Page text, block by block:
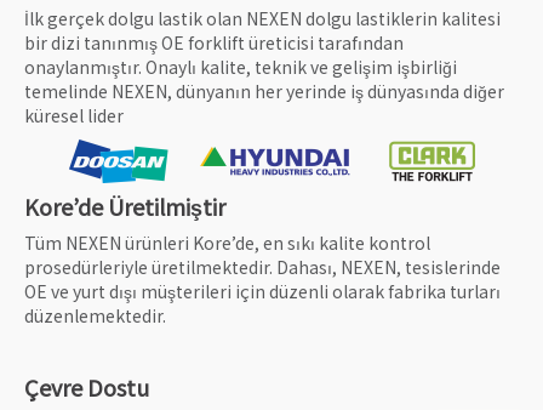
İlk gerçek dolgu lastik olan NEXEN dolgu lastiklerin kalitesi
bir dizi tanınmış OE forklift üreticisi tarafından
onaylanmıştır. Onaylı kalite, teknik ve gelişim işbirliği
temelinde NEXEN, dünyanın her yerinde iş dünyasında diğer
küresel lider
Kore’de Üretilmiştir
Tüm NEXEN ürünleri Kore’de, en sıkı kalite kontrol
prosedürleriyle üretilmektedir. Dahası, NEXEN, tesislerinde
OE ve yurt dışı müşterileri için düzenli olarak fabrika turları
düzenlemektedir.
Çevre Dostu